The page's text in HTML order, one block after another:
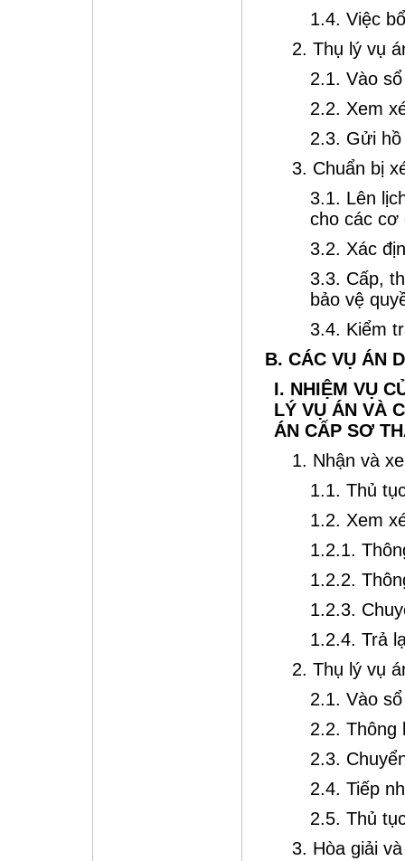
1.4. Việc
2. Thụ lý vụ
2.1. Vào
2.2. Xem
2.3. Gửi
3. Chuẩn bị
3.1. Lên
cho các cơ
3.2. Xác
3.3. Cấp,
bảo vệ
3.4. Kiểm
B. CÁC VỤ ÁN
I. NHIỆM VỤ
LÝ VỤ ÁN VÀ
ÁN CẤP SƠ
1. Nhận và
1.1. Thủ
1.2. Xem
1.2.1.
1.2.2.
1.2.3.
1.2.4. Trả
2. Thụ lý vụ
2.1. Vào
2.2. Thông
2.3.
2.4. Tiếp
2.5. Thủ
3. Hòa giải